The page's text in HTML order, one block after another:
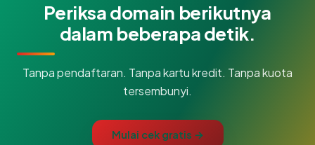
Periksa domain berikutnya
dalam beberapa detik.
Tanpa pendaftaran. Tanpa kartu kredit. Tanpa kuota
tersembunyi.
Mulai cek gratis →